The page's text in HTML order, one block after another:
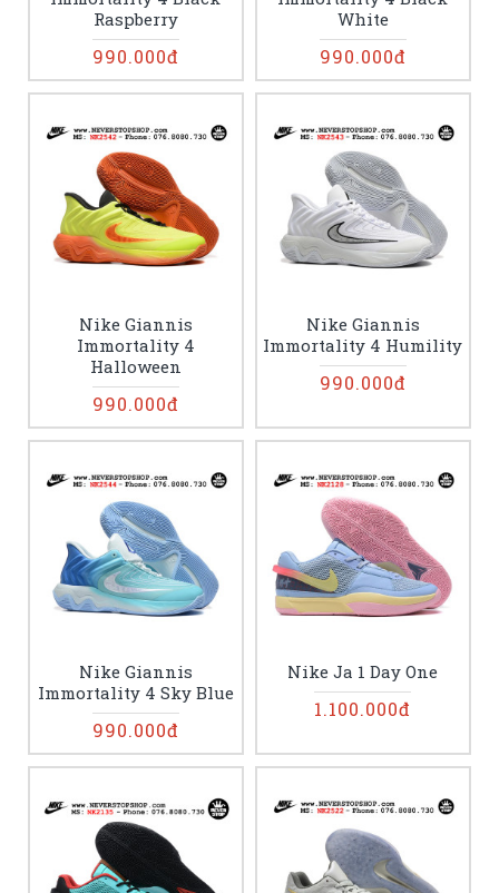
Raspberry
990.000đ
White
990.000đ
Nike Giannis
Immortality 4
Halloween
990.000đ
Nike Giannis
Immortality 4 Humility
990.000đ
Nike Giannis
Immortality 4 Sky Blue
990.000đ
Nike Ja 1 Day One
1.100.000đ